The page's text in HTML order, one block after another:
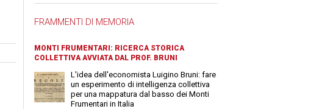
FRAMMENTI DI MEMORIA
MONTI FRUMENTARI: RICERCA STORICA
COLLETTIVA AVVIATA DAL PROF. BRUNI
L'idea dell'economista Luigino Bruni: fare
un esperimento di intelligenza collettiva
per una mappatura dal basso dei Monti
Frumentari in Italia